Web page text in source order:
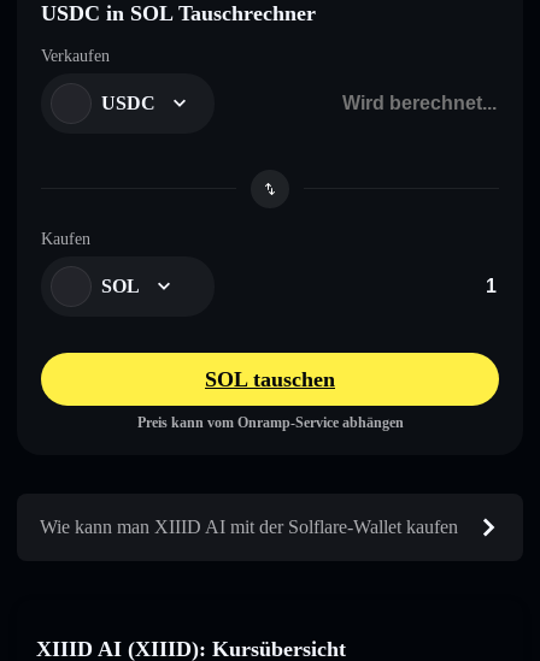
USDC in SOL Tauschrechner
Verkaufen
USDC
Kaufen
SOL
SOL tauschen
Preis kann vom Onramp-Service abhängen
Wie kann man XIIID AI mit der Solflare-Wallet kaufen
XIIID AI (XIIID): Kursübersicht